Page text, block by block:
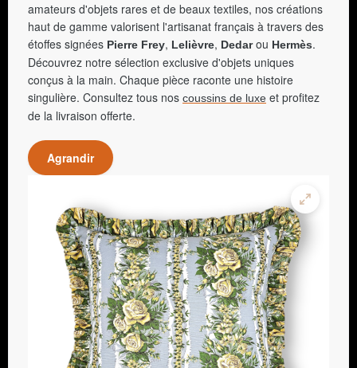
amateurs d'objets rares et de beaux textiles, nos créations
haut de gamme valorisent l'artisanat français à travers des
étoffes signées Pierre Frey, Lelièvre, Dedarou Hermès.
Découvrez notre sélection exclusive d'objets uniques
conçus à la main. Chaque pièce raconte une histoire
singulière. Consultez tous nos coussins de luxe et profitez
de la livraison offerte.
Agrandir